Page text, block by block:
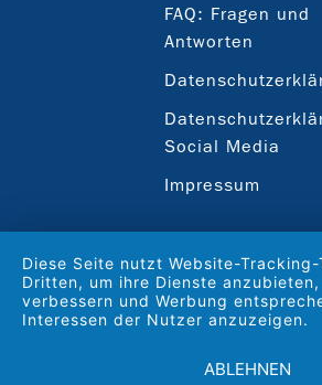
FAQ: Fragen und
Antworten
Social Media
Impressum
Diese Seite nutzt Website-
Dritten, um ihre Dienste
verbessern und Werbung
Interessen der Nutzer anzuzeigen.
ABLEHNEN